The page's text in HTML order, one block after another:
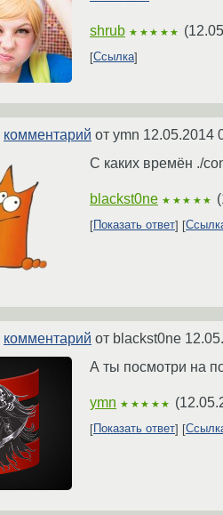
shrub ★★★★★ (
Ссылка
комментарий от ymn 12.05.2014
С каких времён ./
blackst0ne ★★★★★ (
Показать ответ
комментарий от blackst0ne
А ты посмотри на
ymn ★★★★★ (
Показать ответ